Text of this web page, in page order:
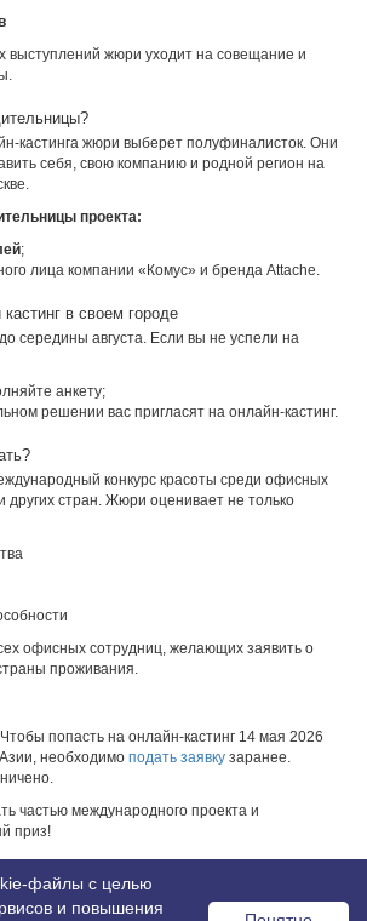
выступлений жюри уходит на совещание и
кастинга жюри выберет полуфиналисток. Они
себя, свою компанию и родной регион на
проекта:
;
лица компании «Комус» и бренда Attache.
в своем городе
середины августа. Если вы не успели на
анкету;
решении вас пригласят на онлайн-кастинг.
конкурс красоты среди офисных
других стран. Жюри оценивает не только
офисных сотрудниц, желающих заявить о
проживания.
попасть на онлайн-кастинг 14 мая 2026
Азии, необходимоподать заявку заранее.
частью международного проекта и
приз!
файлы с целью
и повышения